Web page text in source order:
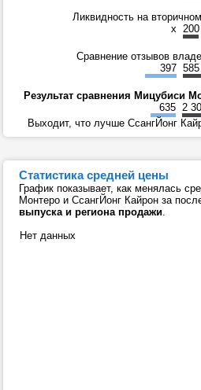
Ликвидность на
x 200
Сравнение отзывов
397 585
Результат сравнения Мицубиси
635 2
Выходит, что лучше СсангЙонг
Статистика средней цены
График показывает, как менялась
Монтеро и СсангЙонг Кайрон за
выпуска и региона продажи.
Нет данных